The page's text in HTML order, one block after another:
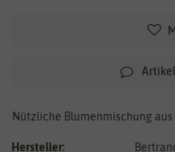
Nützliche Blumenmischung
Hersteller: